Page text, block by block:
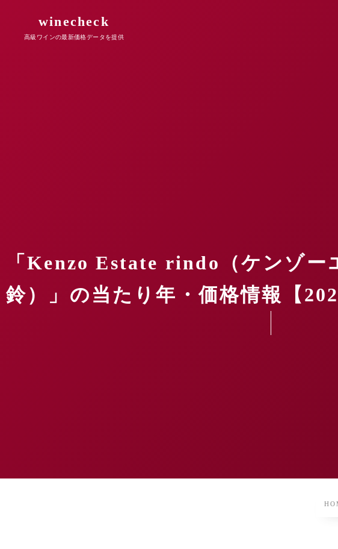
winecheck
高級ワインの最新価格データを提供
「Kenzo Estate rindo（ケンゾー
鈴）」の当たり年・価格情報【